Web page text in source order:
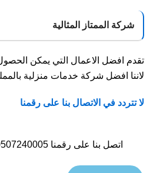
شركة الممتاز المثالية
تقدم افضل الاعمال التي يمكن
لاننا افضل شركة خدمات منزلية
لا تتردد في الاتصال بنا على رقمنا
اتصل بنا على رقمنا 0507240005